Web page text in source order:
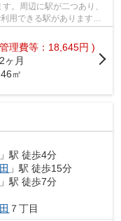
。周辺に駅が二つあり、
用できる駅があります。
理費等：18,645円 )
2ヶ月
㎡
」駅 徒歩4分
」駅 徒歩15分
」駅 徒歩7分
７丁目